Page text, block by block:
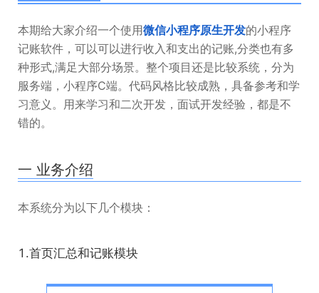
本期给大家介绍一个使用微信小程序原生开发的小程序
记账软件，可以可以进行收入和支出的记账,分类也有多
种形式,满足大部分场景。整个项目还是比较系统，分为
服务端，小程序C端。代码风格比较成熟，具备参考和学
习意义。用来学习和二次开发，面试开发经验，都是不
错的。
一 业务介绍
本系统分为以下几个模块：
1.首页汇总和记账模块